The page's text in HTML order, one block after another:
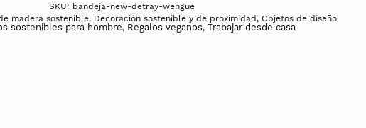
SKU: bandeja-new-detray-wengue
madera sostenible, Decoración sostenible y de proximidad, Objetos de diseño
sostenibles para hombre, Regalos veganos, Trabajar desde casa